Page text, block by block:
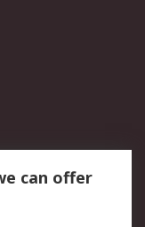
보호
can offer